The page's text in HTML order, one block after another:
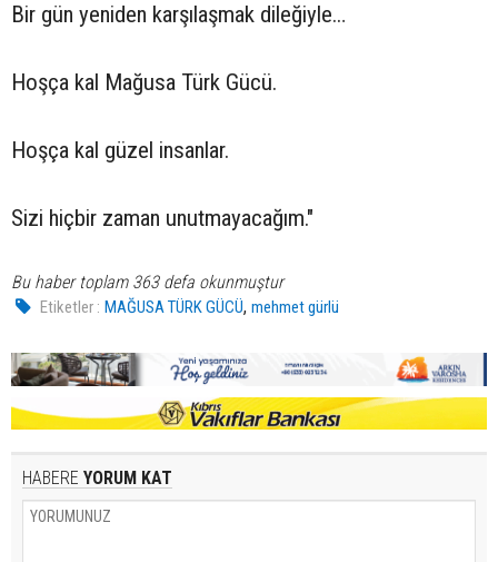
Bir gün yeniden karşılaşmak dileğiyle…
Hoşça kal Mağusa Türk Gücü.
Hoşça kal güzel insanlar.
Sizi hiçbir zaman unutmayacağım."
Bu haber toplam 363 defa okunmuştur
Etiketler : MAĞUSA TÜRK GÜCÜ,mehmet gürlü
HABERE YORUM KAT